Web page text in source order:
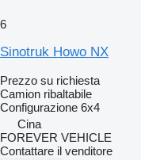
6
Sinotruk Howo NX
Prezzo su richiesta
Camion ribaltabile
Configurazione 6x4
Cina
FOREVER VEHICLE
Contattare il venditore